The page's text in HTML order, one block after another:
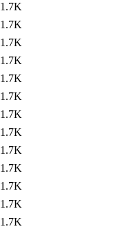
1.7K
1.7K
1.7K
1.7K
1.7K
1.7K
1.7K
1.7K
1.7K
1.7K
1.7K
1.7K
1.7K